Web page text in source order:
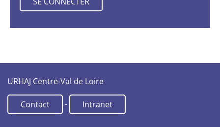
URHAJ Centre-Val de Loire
Contact - Intranet